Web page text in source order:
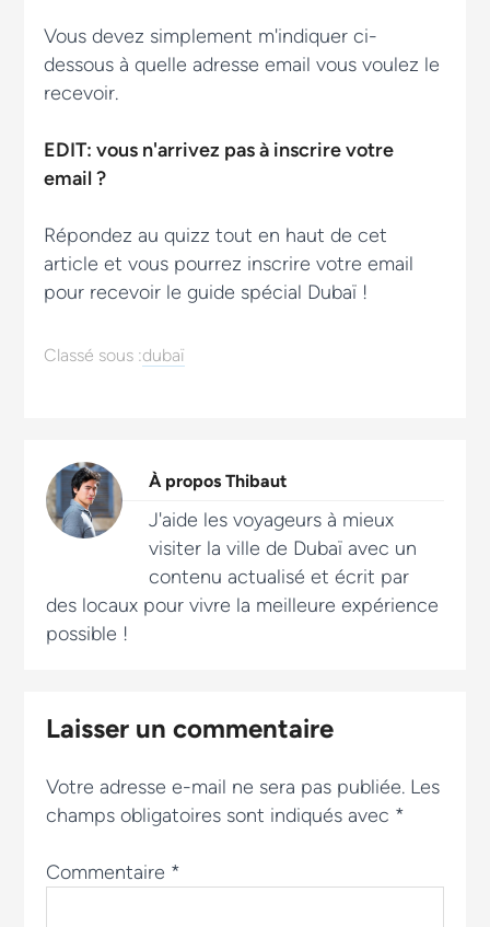
Vous devez simplement m'indiquer ci-
dessous à quelle adresse email vous voulez le
recevoir.
EDIT: vous n'arrivez pas à inscrire votre
email ?
Répondez au quizz tout en haut de cet
article et vous pourrez inscrire votre email
pour recevoir le guide spécial Dubaï !
Classé sous :dubaï
À proposThibaut
J'aide les voyageurs à mieux
visiter la ville de Dubaï avec un
contenu actualisé et écrit par
des locaux pour vivre la meilleure expérience
possible !
Laisser un commentaire
Votre adresse e-mail ne sera pas publiée. Les
champs obligatoires sont indiqués avec *
Commentaire *